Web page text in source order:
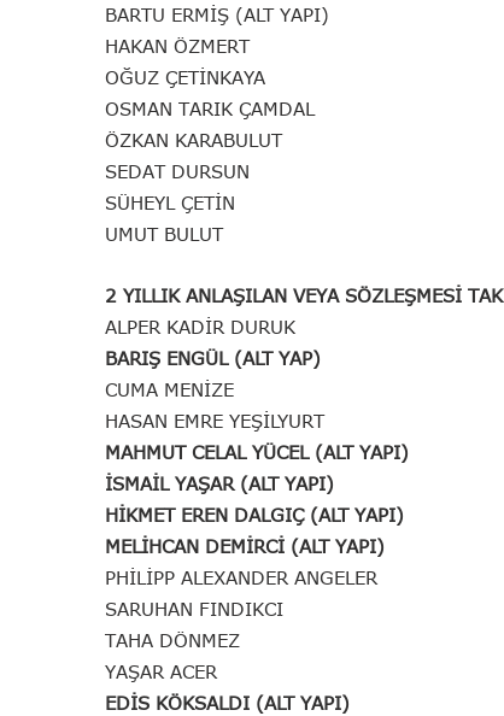
BARTU ERMİŞ (ALT YAPI)
HAKAN ÖZMERT
OĞUZ ÇETİNKAYA
OSMAN TARIK ÇAMDAL
ÖZKAN KARABULUT
SEDAT DURSUN
SÜHEYL ÇETİN
UMUT BULUT
2 YILLIK ANLAŞILAN VEYA SÖZLEŞMESİ
ALPER KADİR DURUK
BARIŞ ENGÜL (ALT YAP)
CUMA MENİZE
HASAN EMRE YEŞİLYURT
MAHMUT CELAL YÜCEL (ALT YAPI)
İSMAİL YAŞAR (ALT YAPI)
HİKMET EREN DALGIÇ (ALT YAPI)
MELİHCAN DEMİRCİ (ALT YAPI)
PHİLİPP ALEXANDER ANGELER
SARUHAN FINDIKCI
TAHA DÖNMEZ
YAŞAR ACER
EDİS KÖKSALDI (ALT YAPI)